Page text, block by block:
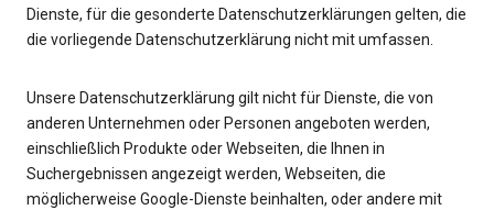
Dienste, für die gesonderte Datenschutzerklärungen gelten, die
die vorliegende Datenschutzerklärung nicht mit umfassen.
Unsere Datenschutzerklärung gilt nicht für Dienste, die von
anderen Unternehmen oder Personen angeboten werden,
einschließlich Produkte oder Webseiten, die Ihnen in
Suchergebnissen angezeigt werden, Webseiten, die
möglicherweise Google-Dienste beinhalten, oder andere mit